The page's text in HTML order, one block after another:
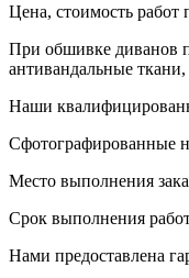
Цена, стоимость работ
При обшивке диванов
антивандальные
Наши
Сфотографированные
Место выполнения
Срок выполнения
Нами предоставлена